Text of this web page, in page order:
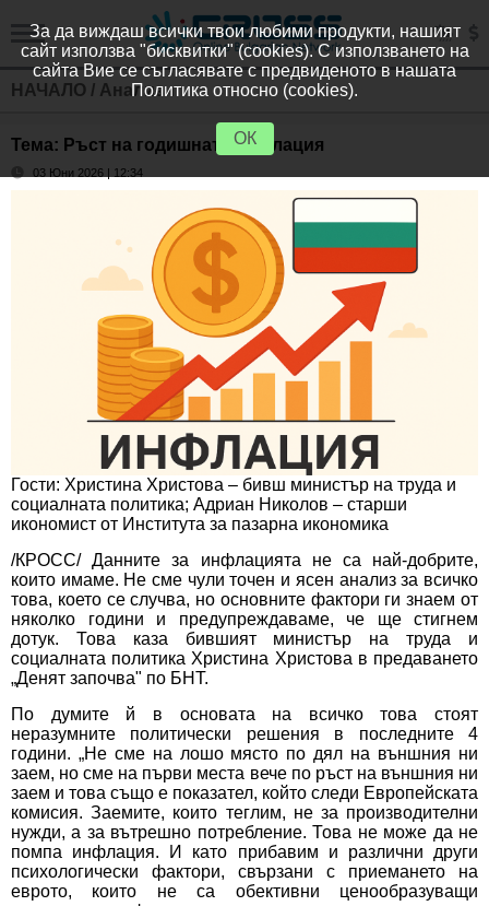
НАЧАЛО / Анализи
Тема: Ръст на годишната инфлация
03 Юни 2026 | 12:34
Гости: Христина Христова – бивш министър на труда и
социалната политика; Адриан Николов – старши
икономист от Института за пазарна икономика
/КРОСС/ Данните за инфлацията не са най-добрите,
които имаме. Не сме чули точен и ясен анализ за всичко
това, което се случва, но основните фактори ги знаем от
няколко години и предупреждаваме, че ще стигнем
дотук. Това каза бившият министър на труда и
социалната политика Христина Христова в предаването
„Денят започва" по БНТ.
По думите й в основата на всичко това стоят
неразумните политически решения в последните 4
години. „Не сме на лошо място по дял на външния ни
заем, но сме на първи места вече по ръст на външния ни
заем и това също е показател, който следи Европейската
комисия. Заемите, които теглим, не за производителни
нужди, а за вътрешно потребление. Това не може да не
помпа инфлация. И като прибавим и различни други
психологически фактори, свързани с приемането на
еврото, които не са обективни ценообразуващи
За да виждаш всички твои любими продукти, нашият
сайт използва "бисквитки" (cookies). С използването на
сайта Вие се съгласявате с предвиденото в нашата
Политика относно (cookies).
ОК